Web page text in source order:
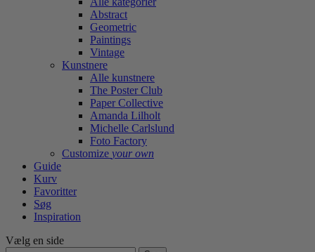
Abstract
Geometric
Paintings
Vintage
Kunstnere
Alle kunstnere
The Poster Club
Paper Collective
Amanda Lilholt
Michelle Carlslund
Foto Factory
Customize your own
Guide
Kurv
Favoritter
Søg
Inspiration
Vælg en side